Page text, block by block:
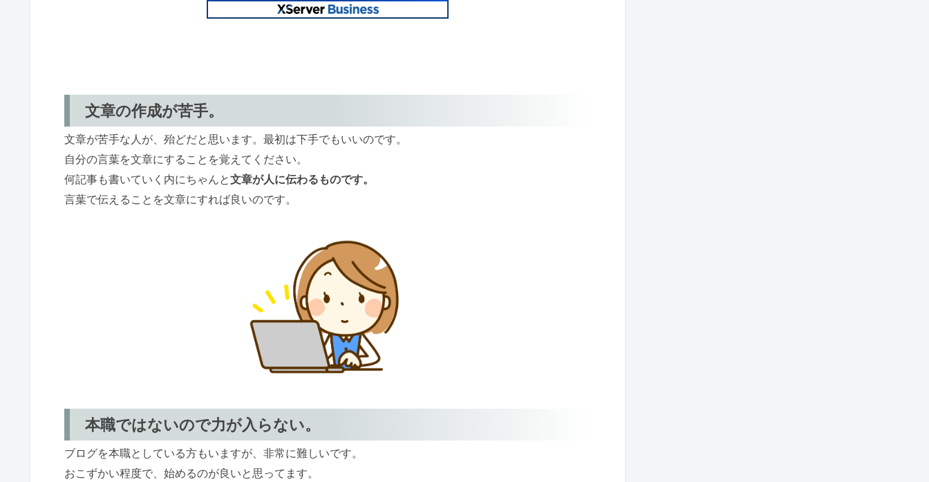
文章の作成が苦手。
文章が苦手な人が、殆どだと思います。最初は下手でもいいのです。
自分の言葉を文章にすることを覚えてください。
何記事も書いていく内にちゃんと文章が人に伝わるものです。
言葉で伝えることを文章にすれば良いのです。
本職ではないので力が入らない。
ブログを本職としている方もいますが、非常に難しいです。
おこずかい程度で、始めるのが良いと思ってます。